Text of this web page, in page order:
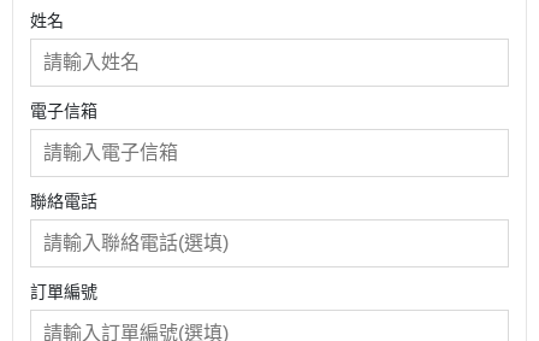
姓名
電子信箱
聯絡電話
訂單編號